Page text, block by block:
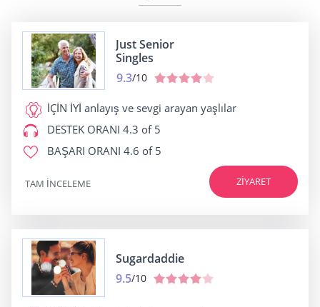
Just Senior
Singles
9.3/10
İÇİN İYİ anlayış ve sevgi arayan yaşlılar
DESTEK ORANI 4.3 of 5
BAŞARI ORANI 4.6 of 5
ZIYARET
TAM INCELEME
Sugardaddie
9.5/10